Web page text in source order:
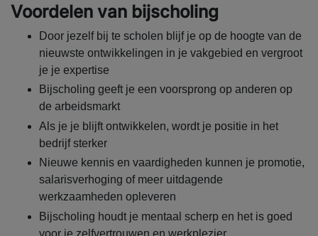
Voordelen van bijscholing
Door jezelf bij te scholen blijf je op de hoogte van de
nieuwste ontwikkelingen in je vakgebied en vergroot
je je expertise
Bijscholing geeft je een voorsprong op anderen op
de arbeidsmarkt
Als je je blijft ontwikkelen, wordt je positie in het
bedrijf sterker
Nieuwe kennis en vaardigheden kunnen je promotie,
salarisverhoging of meer uitdagende
werkzaamheden opleveren
Bijscholing houdt je mentaal scherp en het is goed
voor je zelfvertrouwen en werkplezier